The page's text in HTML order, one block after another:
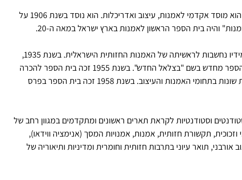
בְּצַלְאֵל אקדמיה לאמנות ועיצוב ירושלים הוא מוסד אקדמי לאמנות, עיצוב ואדריכלות. הוא נוסד בשנת 1906 על
והיה בית הספר הראשון לאמנות בארץ ישראל במאה ה-20.
העבודות שנוצרו בבית הספר על ידי תלמידיו נחשבות לראשיתה של האמנות החזותית הישראלית. בשנת 1935,
לאחר שהיה סגור כמה שנים, נפתח בית הספר מחדש בשם "בצלאל החדש". בשנת 1955 זכה בית הספר להכרה
אקדמית, ובמשך השנים נוספו לו מחלקות שונות בתחומי האמנות והעיצוב. בשנת 1958 זכה בית הספר בפרס
לומדים בבצלאל למעלה מ-2,500 סטודנטים וסטודנטיות לקראת תארים ראשונים ומתקדמים במגוון רחב של
וזכוכית, תקשורת חזותית, אמנות, אמנויות המסך (אנימציה ווידאו),
אורבני, תואר עיוני בתרבות חזותית וחומרית ומדיניות ותיאוריה של